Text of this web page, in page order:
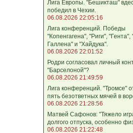
Лига Европы. "Бешикташ"
победил в Чехии.
06.08.2026 22:05:16
Лига конференций. Победы
"Копенгагена", "Риги", "Гента",
Галлена" и "Хайдука".
06.08.2026 22:01:52
Родри согласовал личный
"Барселоной"?
06.08.2026 21:49:59
Лига конференций. "Тромсе"
пять безответных мячей в
06.08.2026 21:28:56
Матвей Сафонов: "Тяжело
долгого отпуска, особенно
06.08.2026 21:22:48